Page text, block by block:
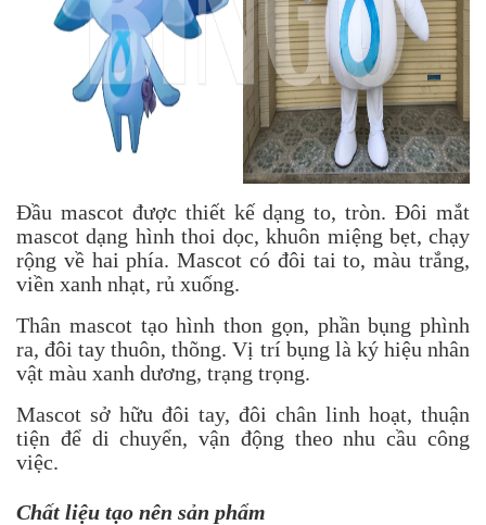
Đầu mascot được thiết kế dạng to, tròn. Đôi mắt
mascot dạng hình thoi dọc, khuôn miệng bẹt, chạy
rộng về hai phía. Mascot có đôi tai to, màu trắng,
viền xanh nhạt, rủ xuống.
Thân mascot tạo hình thon gọn, phần bụng phình
ra, đôi tay thuôn, thõng. Vị trí bụng là ký hiệu nhân
vật màu xanh dương, trạng trọng.
Mascot sở hữu đôi tay, đôi chân linh hoạt, thuận
tiện để di chuyển, vận động theo nhu cầu công
việc.
Chất liệu tạo nên sản phẩm